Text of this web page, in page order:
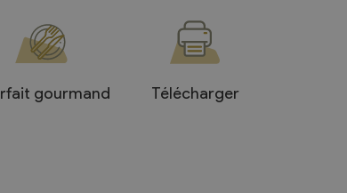
gourmand Télécharger